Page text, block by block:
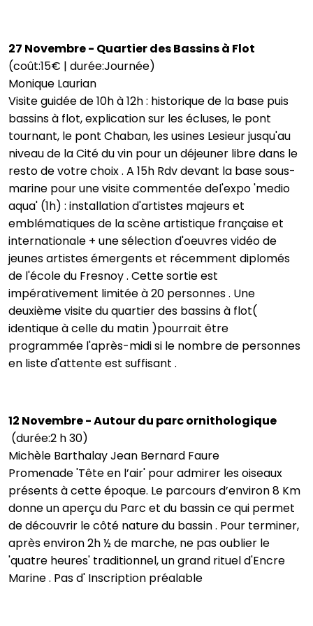
27 Novembre - Quartier des Bassins à Flot
(coût:15€ | durée:Journée)
Monique Laurian
Visite guidée de 10h à 12h : historique de la base puis
bassins à flot, explication sur les écluses, le pont
tournant, le pont Chaban, les usines Lesieur jusqu'au
niveau de la Cité du vin pour un déjeuner libre dans le
resto de votre choix . A 15h Rdv devant la base sous-
marine pour une visite commentée del'expo 'medio
aqua' (1h) : installation d'artistes majeurs et
emblématiques de la scène artistique française et
internationale + une sélection d'oeuvres vidéo de
jeunes artistes émergents et récemment diplomés
de l'école du Fresnoy . Cette sortie est
impérativement limitée à 20 personnes . Une
deuxième visite du quartier des bassins à flot(
identique à celle du matin )pourrait être
programmée l'après-midi si le nombre de personnes
en liste d'attente est suffisant .
12 Novembre - Autour du parc ornithologique
(durée:2 h 30)
Michèle Barthalay Jean Bernard Faure
Promenade 'Tête en l’air' pour admirer les oiseaux
présents à cette époque. Le parcours d’environ 8 Km
donne un aperçu du Parc et du bassin ce qui permet
de découvrir le côté nature du bassin . Pour terminer,
après environ 2h ½ de marche, ne pas oublier le
'quatre heures' traditionnel, un grand rituel d'Encre
Marine . Pas d' Inscription préalable